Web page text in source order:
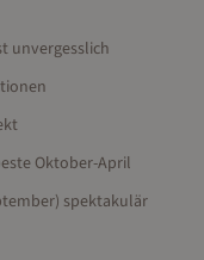
unvergesslich
Oktober-April
spektakulär